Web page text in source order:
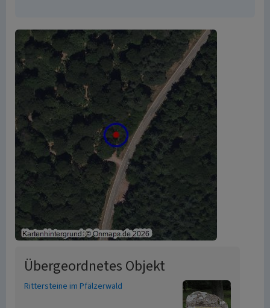
Übergeordnetes Objekt
Rittersteine im Pfälzerwald